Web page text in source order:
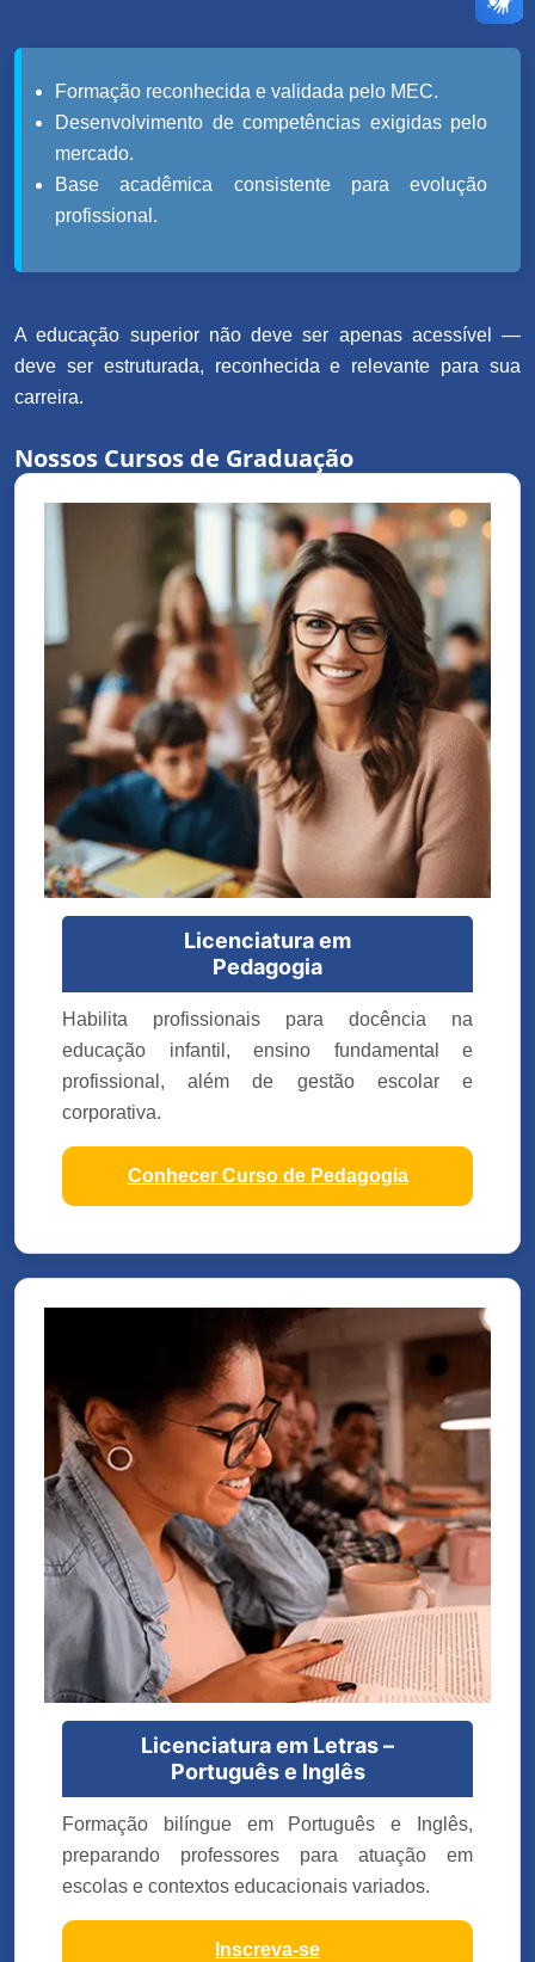
Formação reconhecida e validada pelo MEC.
Desenvolvimento de competências exigidas pelo
mercado.
Base acadêmica consistente para evolução
profissional.
A educação superior não deve ser apenas acessível —
deve ser estruturada, reconhecida e relevante para sua
carreira.
Nossos Cursos de Graduação
Licenciatura em
Pedagogia
Habilita profissionais para docência na
educação infantil, ensino fundamental e
profissional, além de gestão escolar e
corporativa.
Conhecer Curso de Pedagogia
Licenciatura em Letras –
Português e Inglês
Formação bilíngue em Português e Inglês,
preparando professores para atuação em
escolas e contextos educacionais variados.
Inscreva-se